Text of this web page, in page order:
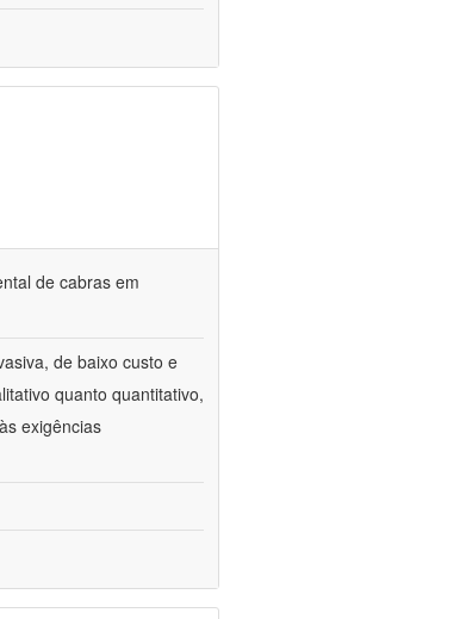
de cabras em
de baixo custo e
quanto quantitativo,
exigências